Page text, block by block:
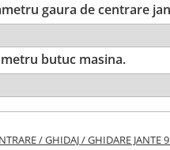
gaura de centrare
butuc masina.
/ GHIDAJ / GHIDARE